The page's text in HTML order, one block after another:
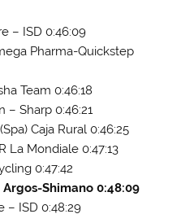
– ISD 0:46:09
Pharma-Quickstep
Team 0:46:18
– Sharp 0:46:21
Caja Rural 0:46:25
La Mondiale 0:47:13
0:47:42
Shimano 0:48:09
– ISD 0:48:29